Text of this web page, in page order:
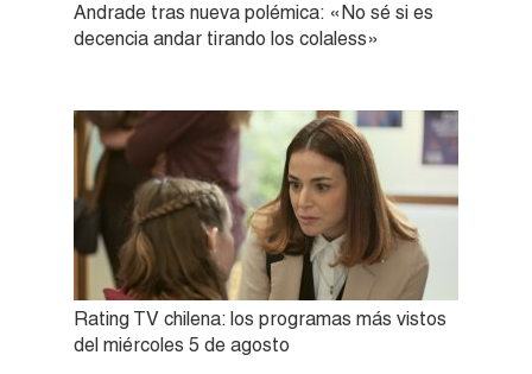
Andrade tras nueva polémica: «No sé si es
decencia andar tirando los colaless»
Rating TV chilena: los programas más vistos
del miércoles 5 de agosto